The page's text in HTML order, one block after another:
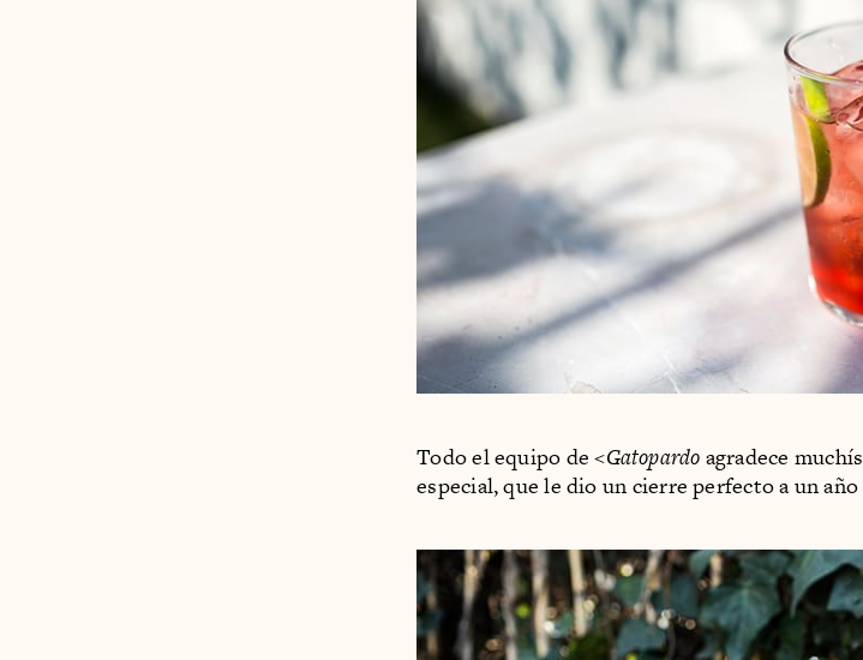
Todo el equipo de<Gatopardo agradece
especial, que le dio un cierre perfecto a un